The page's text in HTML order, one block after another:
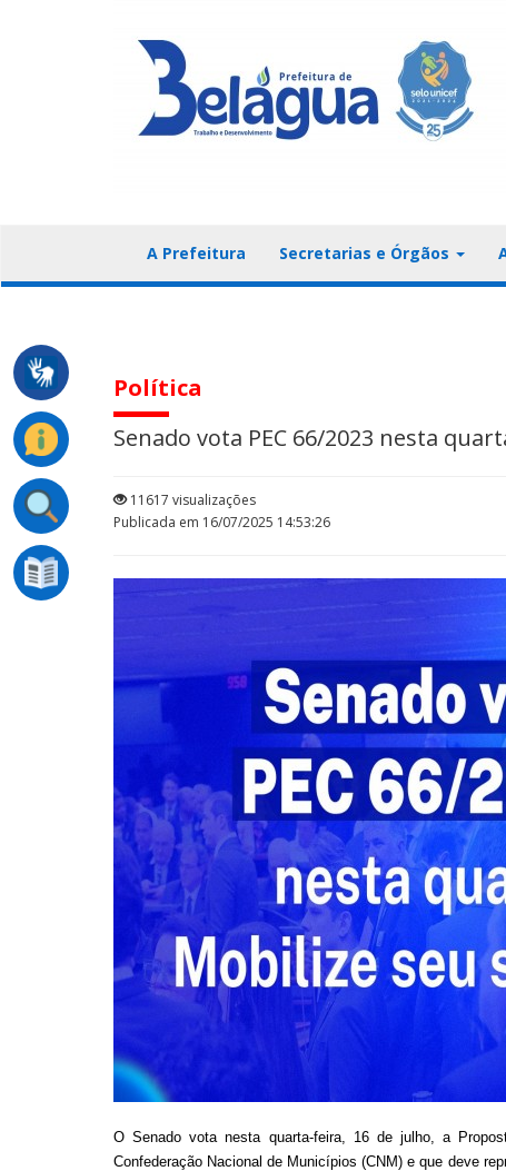
A Prefeitura Secretarias e Órgãos
Política
Senado vota PEC 66/2023 nesta
11617 visualizações
Publicada em 16/07/2025 14:53:26
O Senado vota nesta quarta-feira, 16 de julho, a
Confederação Nacional de Municípios (CNM) e que deve